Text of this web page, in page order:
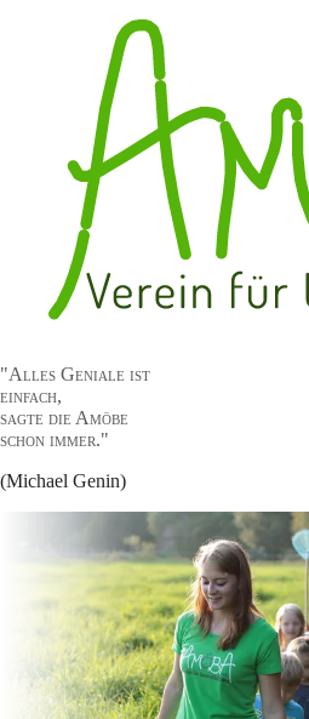
"Alles Geniale ist
einfach,
sagte die Amöbe
schon immer."
(Michael Genin)